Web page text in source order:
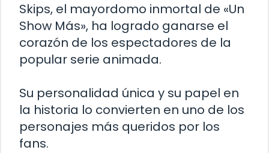
Skips, el mayordomo inmortal de «Un
Show Más», ha logrado ganarse el
corazón de los espectadores de la
popular serie animada.
Su personalidad única y su papel en
la historia lo convierten en uno de los
personajes más queridos por los
fans.